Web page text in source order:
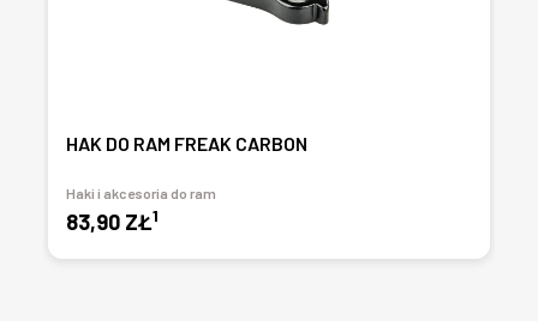
HAK DO RAM FREAK CARBON
Haki i akcesoria do ram
83,90 ZŁ1